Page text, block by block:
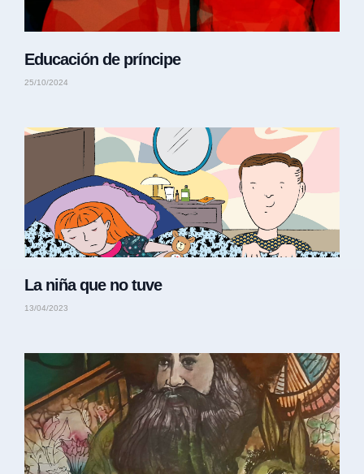
Educación de príncipe
25/10/2024
La niña que no tuve
13/04/2023